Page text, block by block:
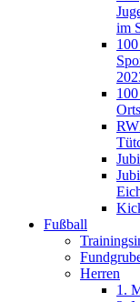
im
Fußball
Herren
1.